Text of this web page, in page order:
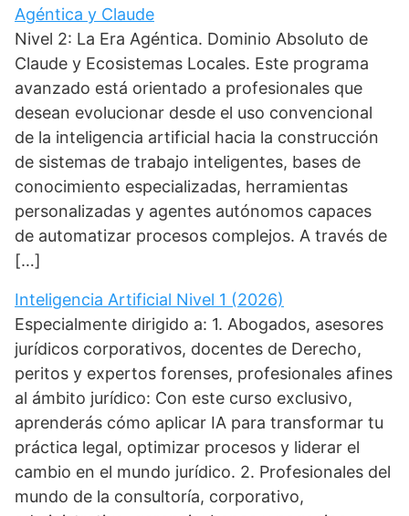
Agéntica y Claude
Nivel 2: La Era Agéntica. Dominio Absoluto de
Claude y Ecosistemas Locales. Este programa
avanzado está orientado a profesionales que
desean evolucionar desde el uso convencional
de la inteligencia artificial hacia la construcción
de sistemas de trabajo inteligentes, bases de
conocimiento especializadas, herramientas
personalizadas y agentes autónomos capaces
de automatizar procesos complejos. A través de
[…]
Inteligencia Artificial Nivel 1 (2026)
Especialmente dirigido a: 1. Abogados, asesores
jurídicos corporativos, docentes de Derecho,
peritos y expertos forenses, profesionales afines
al ámbito jurídico: Con este curso exclusivo,
aprenderás cómo aplicar IA para transformar tu
práctica legal, optimizar procesos y liderar el
cambio en el mundo jurídico. 2. Profesionales del
mundo de la consultoría, corporativo,